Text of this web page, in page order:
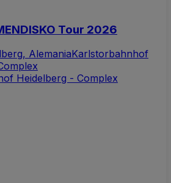
Tour 2026
AlemaniaKarlstorbahnhof
Heidelberg - Complex